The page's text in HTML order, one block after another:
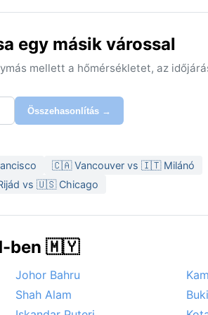
egy másik várossal
mellett a hőmérsékletet, az
Összehasonlítás →
🇨🇦 Vancouver vs 🇮🇹 Milánó
vs 🇺🇸 Chicago
ben 🇲🇾
Johor Bahru
Shah Alam